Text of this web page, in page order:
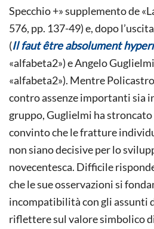
Specchio +» supplemento de
576, pp. 137-49) e, dopo
(Il faut être absolument
«alfabeta2») e Angelo
«alfabeta2»). Mentre
contro assenze importanti sia
gruppo, Guglielmi ha
convinto che le fratture
non siano decisive per lo
novecentesca. Difficile
che le sue osservazioni si
incompatibilità con gli assunti
riflettere sul valore simbolico